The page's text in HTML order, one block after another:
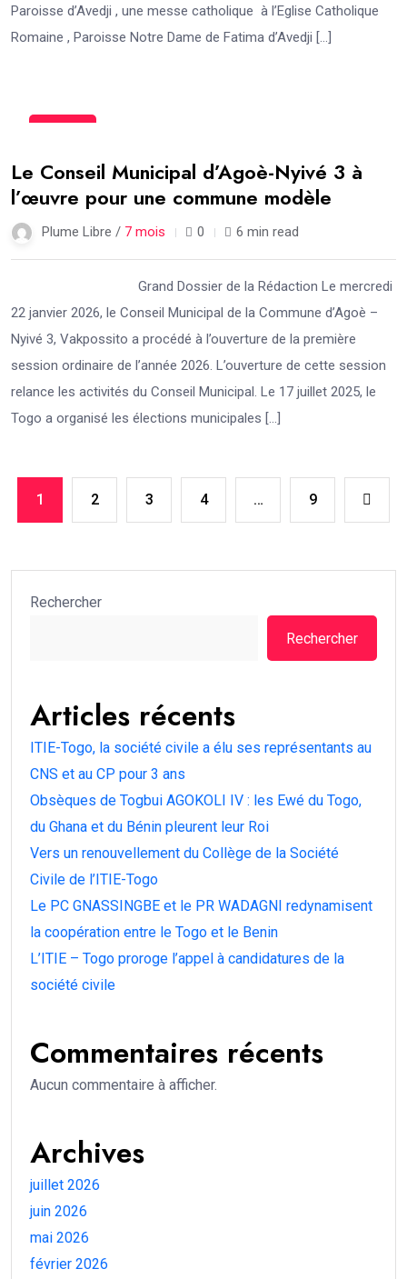
Paroisse d’Avedji , une messe catholique à l’Eglise Catholique
Romaine , Paroisse Notre Dame de Fatima d’Avedji […]
Le Conseil Municipal d’Agoè-Nyivé 3 à
l’œuvre pour une commune modèle
Plume Libre / 7 mois 0 6 min read
Grand Dossier de la Rédaction Le mercredi
22 janvier 2026, le Conseil Municipal de la Commune d’Agoè –
Nyivé 3, Vakpossito a procédé à l’ouverture de la première
session ordinaire de l’année 2026. L’ouverture de cette session
relance les activités du Conseil Municipal. Le 17 juillet 2025, le
Togo a organisé les élections municipales […]
1 2 3 4 … 9
Rechercher
Rechercher
Articles récents
ITIE-Togo, la société civile a élu ses représentants au
CNS et au CP pour 3 ans
Obsèques de Togbui AGOKOLI IV : les Ewé du Togo,
du Ghana et du Bénin pleurent leur Roi
Vers un renouvellement du Collège de la Société
Civile de l’ITIE-Togo
Le PC GNASSINGBE et le PR WADAGNI redynamisent
la coopération entre le Togo et le Benin
L’ITIE – Togo proroge l’appel à candidatures de la
société civile
Commentaires récents
Aucun commentaire à afficher.
Archives
juillet 2026
juin 2026
mai 2026
février 2026